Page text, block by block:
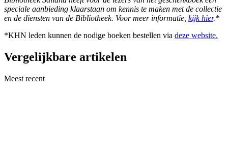
speciale aanbieding klaarstaan om kennis te maken met de collectie
en de diensten van de Bibliotheek. Voor meer informatie, kijk hier.*
*KHN leden kunnen de nodige boeken bestellen via deze website.
Vergelijkbare artikelen
Meest recent